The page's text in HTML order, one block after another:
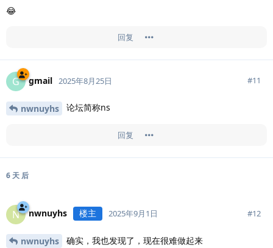
😂
回复
G gmail 2025年8月25日 #11
nwnuyhs 论坛简称ns
回复
6 天 后
N nwnuyhs 楼主 2025年9月1日 #12
nwnuyhs 确实，我也发现了，现在很难做起来